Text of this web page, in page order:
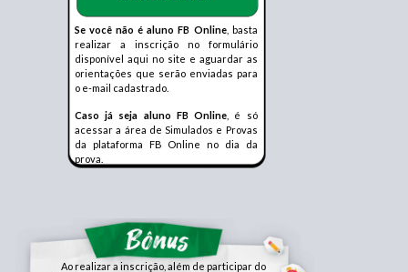
Se você não é aluno FB Online, basta
realizar a inscrição no formulário
disponível aqui no site e aguardar as
orientações que serão enviadas para
o e-mail cadastrado.
Caso já seja aluno FB Online , é só
acessar a área de Simulados e Provas
da plataforma FB Online no dia da
prova.
Ao realizar a inscrição, além de participar do